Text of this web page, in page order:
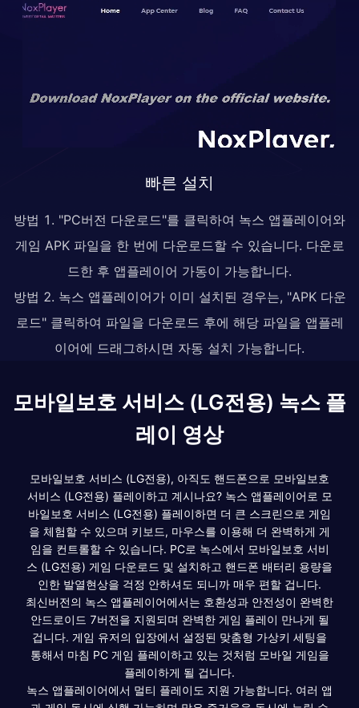
빠른 설치
방법 1. "PC버전 다운로드"를 클릭하여 녹스 앱플레이어와
게임 APK 파일을 한 번에 다운로드할 수 있습니다. 다운로
드한 후 앱플레이어 가동이 가능합니다.
방법 2. 녹스 앱플레이어가 이미 설치된 경우는, "APK 다운
로드" 클릭하여 파일을 다운로드 후에 해당 파일을 앱플레
이어에 드래그하시면 자동 설치 가능합니다.
모바일보호 서비스 (LG전용) 녹스 플
레이 영상
모바일보호 서비스 (LG전용), 아직도 핸드폰으로 모바일보호
서비스 (LG전용) 플레이하고 계시나요? 녹스 앱플레이어로 모
바일보호 서비스 (LG전용) 플레이하면 더 큰 스크린으로 게임
을 체험할 수 있으며 키보드, 마우스를 이용해 더 완벽하게 게
임을 컨트롤할 수 있습니다. PC로 녹스에서 모바일보호 서비
스 (LG전용) 게임 다운로드 및 설치하고 핸드폰 배터리 용량을
인한 발열현상을 걱정 안하셔도 되니까 매우 편할 겁니다.
최신버전의 녹스 앱플레이어에서는 호환성과 안전성이 완벽한
안드로이드 7버전을 지원되며 완벽한 게임 플레이 만나게 될
겁니다. 게임 유저의 입장에서 설정된 맞춤형 가상키 세팅을
통해서 마침 PC 게임 플레이하고 있는 것처럼 모바일 게임을
플레이하게 될 겁니다.
녹스 앱플레이어에서 멀티 플레이도 지원 가능합니다. 여러 앱